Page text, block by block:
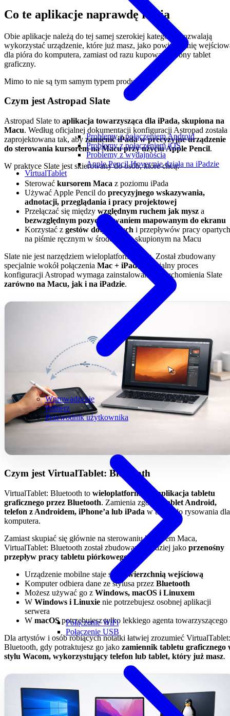
Problemy z połączeniem Android
Problemy z połączeniem iOS
Problemy z wydajnością
Apple Pencil Hover nie działa na iPadzie
VirtualTablet
Wprowadzenie
Pobierz
Przewodnik użytkownika
Połączenie WiFi
Połączenie USB
Co te aplikacje naprawdę robią
Obie aplikacje należą do tej samej szerokiej kategorii: pozwalają
wykorzystać urządzenie, które już masz, jako powierzchnię
dla pióra do komputera, zamiast od razu kupować osobny tablet
graficzny.
Mimo to nie są tym samym typem produktu.
Czym jest Astropad Slate
Astropad Slate to aplikacja towarzysząca dla iPada, skupiona na
Macu. Według oficjalnej dokumentacji konfiguracji Astropad została
zaprojektowana tak, aby zamienić iPada w precyzyjne urządzenie
do sterowania kursorem na Macu przy użyciu Apple Pencil.
W praktyce Slate jest skierowany do osób, które chcą:
Sterować kursorem Maca z poziomu iPada
Używać Apple Pencil do precyzyjnego wskazywania,
adnotacji, przeglądania i pracy projektowej
Przełączać się między względnym ruchem jak mysz a
bezwzględnym pozycjonowaniem mapowanym do ekranu
Korzystać z gestów dotykowych i przepływów pracy opartych
na piśmie ręcznym w środowisku skupionym na Macu
Slate nie jest narzędziem wieloplatformowym. Został zbudowany
specjalnie wokół połączenia Mac + iPad, a oficjalny proces
konfiguracji Astropad wymaga zainstalowania i uruchomienia Slate
zarówno na Macu, jak i na iPadzie.
Czym jest VirtualTablet: Bluetooth
VirtualTablet: Bluetooth to wieloplatformowa aplikacja tabletu
graficznego przez Bluetooth. Zamienia zgodny
tablet Android,
telefon z Androidem, iPhone’a lub iPada w tablet do rysowania dla
komputera.
Zamiast skupiać się głównie na sterowaniu kursorem Maca,
VirtualTablet: Bluetooth został zbudowany bardziej jako przenośny
przepływ pracy tabletu piórkowego:
Urządzenie mobilne staje się
powierzchnią wejściową
Komputer odbiera dane ze stylusa przez Bluetooth
Możesz używać go z Windows, macOS i Linuxem
W Windows i Linuxie nie potrzebujesz osobnej aplikacji
serwera
W macOSpotrzebujesz tylko lekkiego agenta towarzyszącego
Dla artystów i osób robiących notatki łatwiej zrozumieć VirtualTablet:
Bluetooth, gdy potraktujesz go jako zamiennik tabletu graficznego
stylu Wacom, wykorzystujący telefon lub tablet, który już masz.